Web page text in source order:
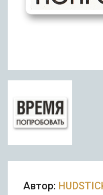
Автор: